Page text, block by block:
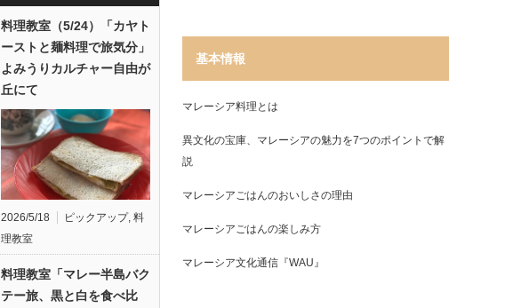
料理教室（5/24）「カヤト
ーストと麺料理で旅気分」
よみうりカルチャー自由が
丘にて
2026/5/18 ピックアップ, 料
理教室
料理教室「マレー半島バク
テー旅、黒と白を食べ比
基本情報
マレーシア料理とは
異文化の宝庫、マレーシアの魅力を7つのポイントで解
説
マレーシアごはんのおいしさの理由
マレーシアごはんの楽しみ方
マレーシア文化通信『WAU』